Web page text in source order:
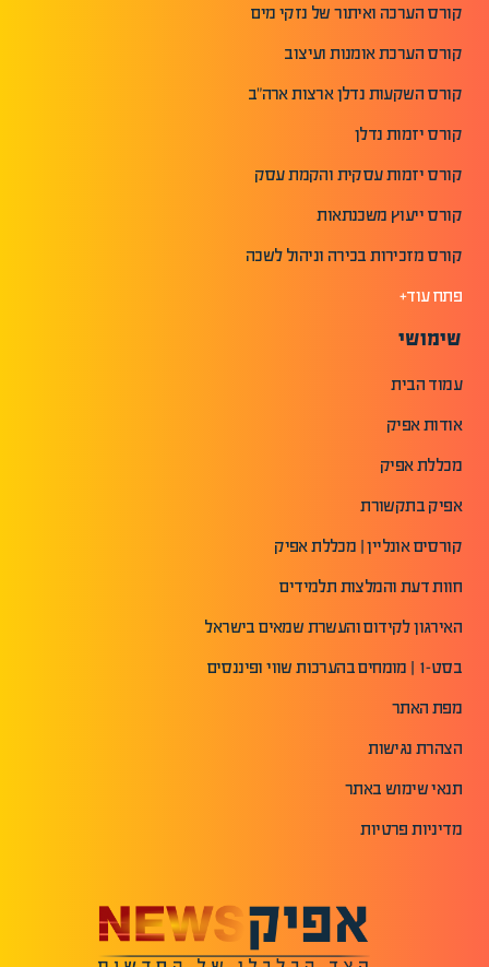
קורס הערכה ואיתור של נזקי מים
קורס הערכת אומנות ועיצוב
קורס השקעות נדלן ארצות ארה"ב
קורס יזמות נדלן
קורס יזמות עסקית והקמת עסק
קורס ייעוץ משכנתאות
קורס מזכירות בכירה וניהול לשכה
פתח עוד+
שימושי
עמוד הבית
אודות אפיק
מכללת אפיק
אפיק בתקשורת
קורסים אונליין | מכללת אפיק
חוות דעת והמלצות תלמידים
האירגון לקידום והעשרת שמאים בישראל
בסט-1 | מומחים בהערכות שווי ופיננסים
מפת האתר
הצהרת נגישות
תנאי שימוש באתר
מדיניות פרטיות